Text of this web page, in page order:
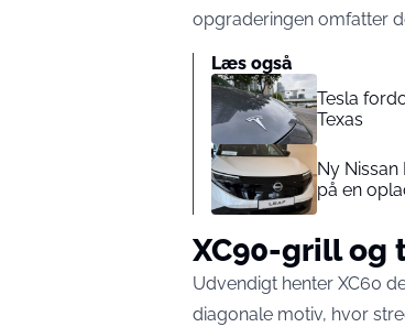
opgraderingen omfatter
Læs også
Tesla
Texas
Ny Nissan
på en
XC90-grill og
Udvendigt henter XC60
diagonale motiv, hvor